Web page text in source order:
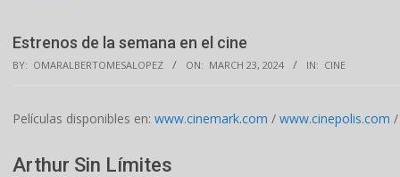
Estrenos de la semana en el cine
BY: OMARALBERTOMESALOPEZ ON: MARCH 23, 2024 IN: CINE
Películas disponibles en: www.cinemark.com / www.cinepolis.com /
Arthur Sin Límites